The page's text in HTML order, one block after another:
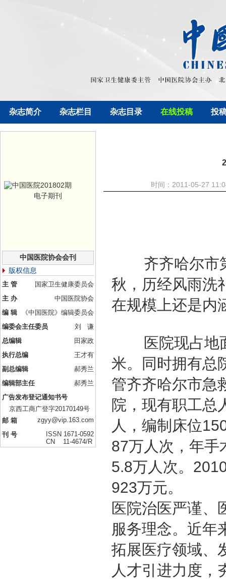
杂志简介 杂志栏目 杂志目录 在线投稿 投
电子期刊
中国医院协会会刊
版权信息
主 管
国家卫生健康委员会
主 办
中国医院协会
编 辑
《中国医院》编辑委员会
编委会主任委员
刘 谦
总编辑
田家政
执行总编
王才有
副总编辑
郝秀兰
编辑部主任
郝秀兰
广告发布登记通知书号
京西工商广登字20170149号
邮 箱
zgyy@vip.163.com
刊 号
ISSN 1671-0592
CN 11-4674/R
时间：2011-05-27
齐齐哈尔市
秋，历经风雨洗
在规模上还是内
医院现占地
米。同时拥有总
管齐齐哈尔市急
院，现有职工总
人，编制床位
87万人次，年手
5.8万人次。
923万元。
医院治医严谨、
服务理念。近年
拓展医疗领域、
人才引进力度，